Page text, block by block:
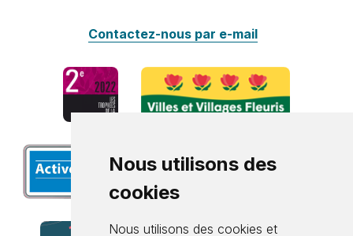
Nous utilisons des
cookies
Nous utilisons des cookies et
Contactez-nous par e-mail